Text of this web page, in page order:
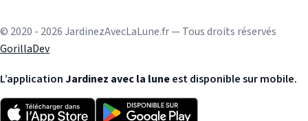
© 2020 - 2026 JardinezAvecLaLune.fr — Tous droits réservés
GorillaDev
L’application Jardinez avec la luneest disponible sur mobile.